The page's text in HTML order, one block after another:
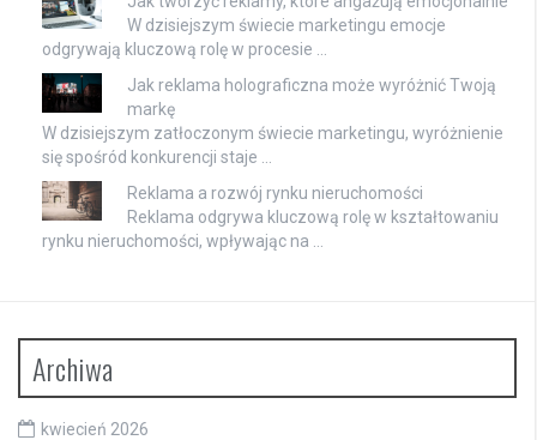
W dzisiejszym świecie marketingu emocje
odgrywają kluczową rolę w procesie …
Jak reklama holograficzna może wyróżnić Twoją
markę
W dzisiejszym zatłoczonym świecie marketingu, wyróżnienie
się spośród konkurencji staje …
Reklama a rozwój rynku nieruchomości
Reklama odgrywa kluczową rolę w kształtowaniu
rynku nieruchomości, wpływając na …
Archiwa
kwiecień 2026